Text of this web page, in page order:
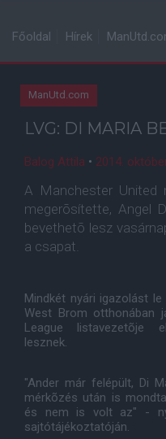
Főoldal Hírek
ManUtd.com
LVG: DI MARIA
Balog Attila • 2014.
A Manchester United
megerõsítette, Angel
bevethetõ lesz
a csapat.
Mindkét nyári igazolást
West Brom otthonában
League listavezetõje
lesznek.
"Ander már felépült, Di
mérkõzés után is
és nem is volt az" -
sajtótájékoztatóján.